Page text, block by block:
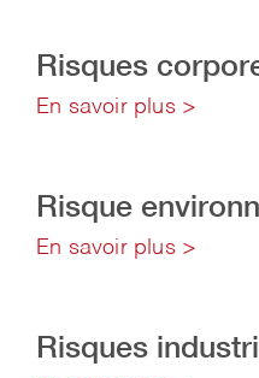
Risques
En savoir plus >
Risque
En savoir plus >
Risques